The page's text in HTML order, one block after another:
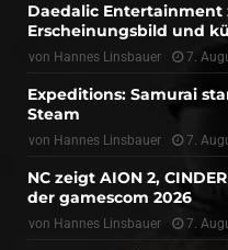
Daedalic Entertainment
Erscheinungsbild und
von Hannes Linsbauer 7.
Expeditions: Samurai
Steam
von Hannes Linsbauer 7.
NC zeigt AION 2,
der gamescom 2026
von Hannes Linsbauer 7.